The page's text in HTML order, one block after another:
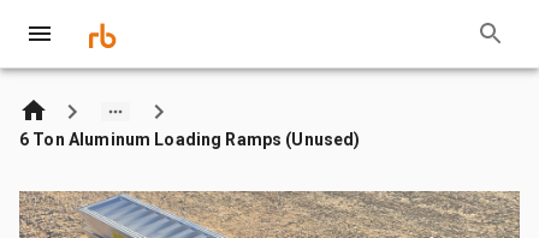
6 Ton Aluminum Loading Ramps (Unused)